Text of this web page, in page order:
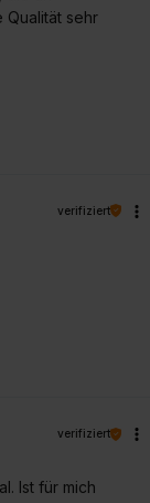
Qualität sehr
verifiziert
verifiziert
Ist für mich